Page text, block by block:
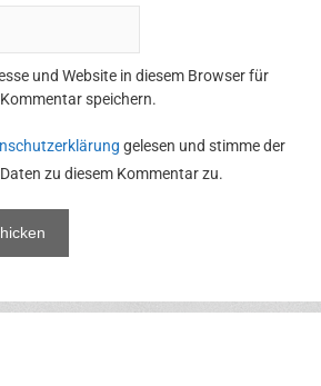
und Website in diesem Browser für
speichern.
gelesen und stimme der
zu diesem Kommentar zu.